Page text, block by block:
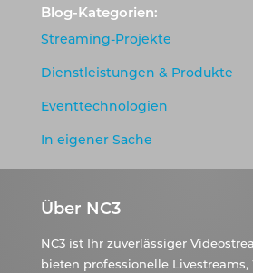
Blog-Kategorien:
Streaming-Projekte
Dienstleistungen & Produkte
Eventtechnologien
In eigener Sache
Über NC3
NC3 ist Ihr zuverlässiger
bieten professionelle